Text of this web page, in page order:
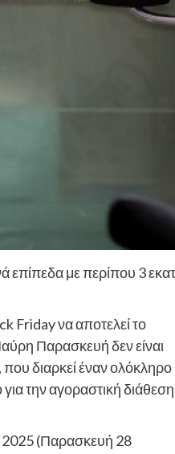
επίπεδα με περίπου 3
Friday να αποτελεί το
Παρασκευή δεν είναι
διαρκεί έναν ολόκληρο
την αγοραστική διάθεση
2025 (Παρασκευή 28